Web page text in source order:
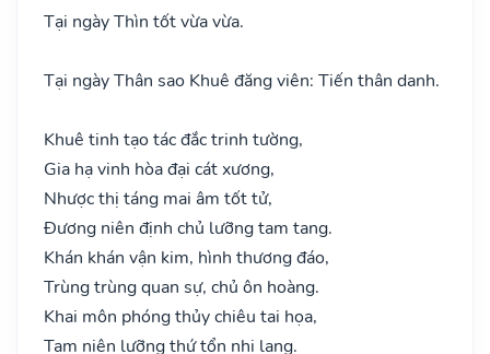
Tại ngày Thìn tốt vừa vừa.
Tại ngày Thân sao Khuê đăng viên: Tiến thân danh.
Khuê tinh tạo tác đắc trinh tường,
Gia hạ vinh hòa đại cát xương,
Nhược thị táng mai âm tốt tử,
Đương niên định chủ lưỡng tam tang.
Khán khán vận kim, hình thương đáo,
Trùng trùng quan sự, chủ ôn hoàng.
Khai môn phóng thủy chiêu tai họa,
Tam niên lưỡng thứ tổn nhi lang.